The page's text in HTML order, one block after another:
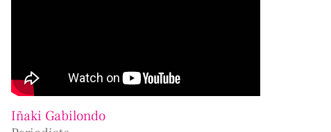
Iñaki Gabilondo